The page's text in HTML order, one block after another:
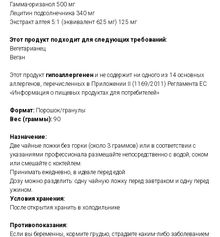
Гамма-оризанол 500 мг
Лецитин подсолнечника 340 мг
Экстракт алтея 5:1 (эквивалент 625 мг) 125 мг
Этот продукт подходит для следующих требований:
Вегетарианец
Веган
Этот продукт гипоаллергенен и не содержит ни одного из 14 основных
аллергенов, перечисленных в Приложении II (1169/2011) Регламента ЕС
«Информация о пищевых продуктах для потребителей»
Формат: Порошок/гранулы
Вес (граммы): 90
Назначение:
Две чайные ложки без горки (около 3 граммов) или в соответствии с
указаниями профессионала размешайте непосредственно с водой, соком
или смешайте с коктейлем.
Принимать ежедневно, в идеале перед едой.
Дозу можно разделить: одну чайную ложку перед завтраком и одну перед
ужином.
Условия хранения:
После открытия хранить в холодильнике
Противопоказания:
Если вы беременны, кормите грудью, страдаете каким-либо заболеванием